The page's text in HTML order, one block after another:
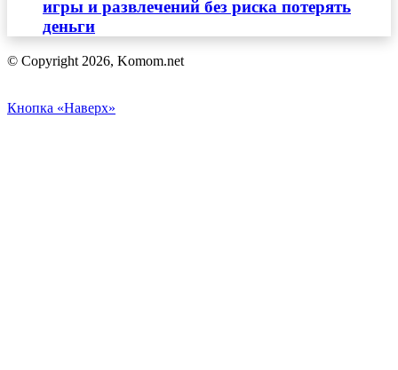
игры и развлечений без риска потерять
деньги
© Copyright 2026, Komom.net
Кнопка «Наверх»